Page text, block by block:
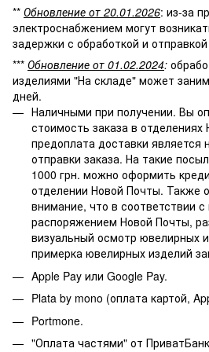
** Обновление от 20.01.2026: из-за
электроснабжением могут
задержки с обработкой и отправкой
*** Обновление от 01.02.2024:
изделиями "На складе" может
дней.
Наличными при получении. Вы
стоимость заказа в
предоплата доставки
отправки заказа. На такие
1000 грн. можно оформить
отделении Новой Почты. Также
внимание, что в соответствии с
распоряжением Новой Почты,
визуальный осмотр ювелирных
примерка ювелирных изделий
Apple Pay или Google Pay.
Plata by mono (оплата картой,
Portmone.
"Оплата частями" от